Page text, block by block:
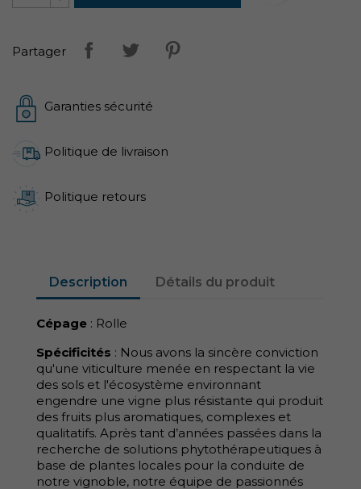
Partager
Garanties sécurité
Politique de livraison
Politique retours
Description Détails du produit
Cépage : Rolle
Spécificités : Nous avons la sincère conviction
qu'une viticulture menée en respectant la vie
des sols et l'écosystème environnant
engendre une vigne plus résistante qui produit
des fruits plus aromatiques, complexes et
qualitatifs. Après tant d’années passées dans la
recherche de solutions phytothérapeutiques à
base de plantes locales pour la conduite de
notre vignoble, notre équipe de passionnés